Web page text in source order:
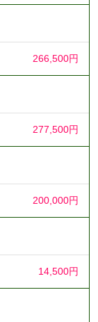
266,500円
277,500円
200,000円
14,500円